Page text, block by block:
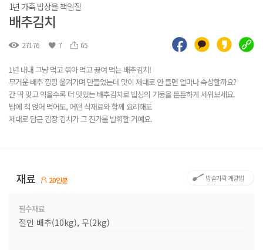
1년 가족 밥상을 책임질
배추김치
27176 7 65
1년 내내 그냥 먹고 볶아 먹고 끓여 먹는 배추김치!
무거운 배추 낑낑 옮겨가며 만들었는데 맛이 제대로 안 들면 얼마나 속상할까요?
간 딱 맞고 익을수록 더 맛있는 배추김치로 밥상의 기둥을 튼튼하게 세워보세요.
밥에 척 얹어 먹어도, 어떤 식재료와 함께 요리해도
제대로 담근 김장 김치가 그 진가를 발휘할 거예요.
재료 20인분 밥숟가락 계량법
필수재료
절인 배추(10kg), 무(2kg)